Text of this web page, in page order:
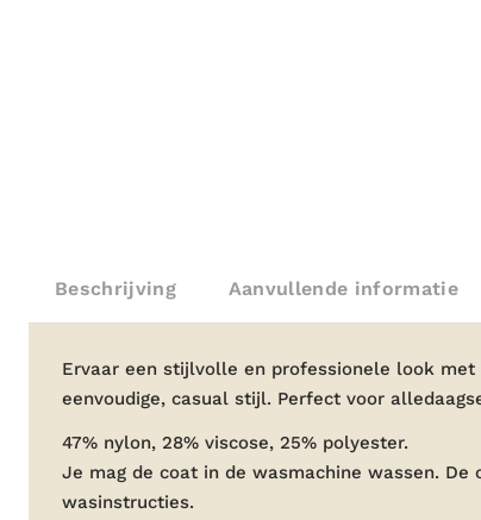
Beschrijving Aanvullende informatie
Beschrijving
Ervaar een stijlvolle en professionele look
eenvoudige, casual stijl. Perfect voor
47% nylon, 28% viscose, 25% polyester.
Je mag de coat in de wasmachine wassen.
wasinstructies.